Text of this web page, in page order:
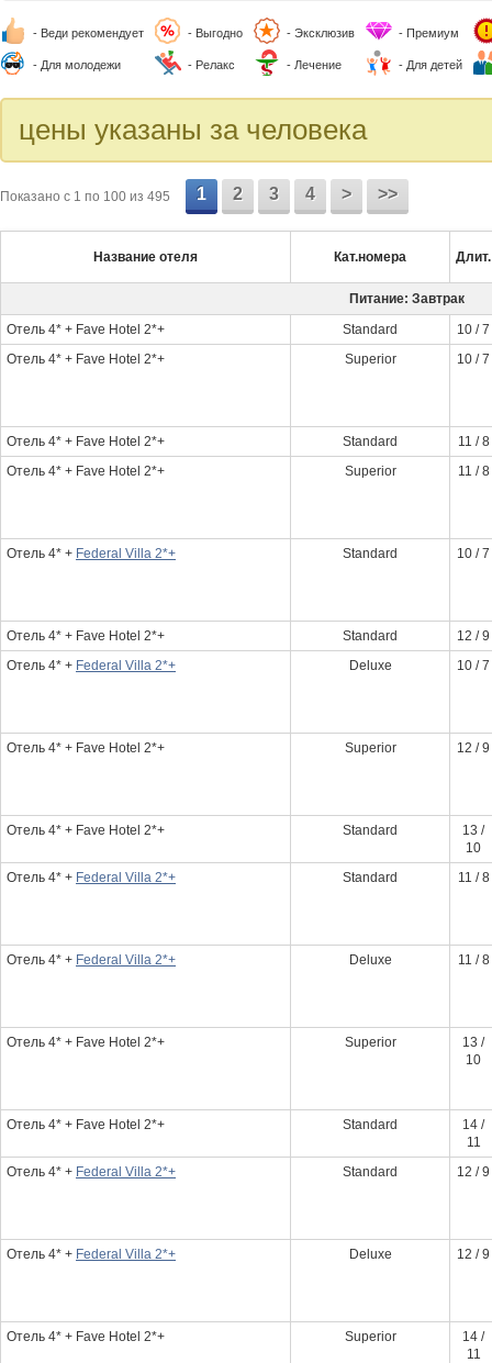
- Веди рекомендует - Выгодно - Эксклюзив - Премиум
- Для молодежи - Релакс - Лечение - Для детей
цены указаны за человека
Показано c 1 по 100 из 495 1 2 3 4 > >>
Название отеля Кат.номера Длит.
Питание: Завтрак
Отель 4* + Fave Hotel 2*+
Standard
10 / 7
Отель 4* + Fave Hotel 2*+
Superior 10 / 7
Отель 4* + Fave Hotel 2*+ Standard
11 / 8
Отель 4* + Fave Hotel 2*+
Superior 11 / 8
Отель 4* + Federal Villa 2*+ Standard 10 / 7
Отель 4* + Fave Hotel 2*+ Standard
12 / 9
Отель 4* + Federal Villa 2*+ Deluxe 10 / 7
Отель 4* + Fave Hotel 2*+ Superior 12 / 9
Отель 4* + Fave Hotel 2*+ Standard
13 /
10
Отель 4* + Federal Villa 2*+ Standard 11 / 8
Отель 4* + Federal Villa 2*+ Deluxe 11 / 8
Отель 4* + Fave Hotel 2*+ Superior
13 /
10
Отель 4* + Fave Hotel 2*+ Standard
14 /
11
Отель 4* + Federal Villa 2*+ Standard 12 / 9
Отель 4* + Federal Villa 2*+ Deluxe 12 / 9
Отель 4* + Fave Hotel 2*+ Superior
14 /
11